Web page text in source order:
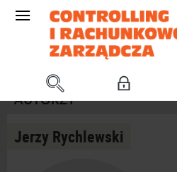
AUTORZY
Jerzy Rychlewski